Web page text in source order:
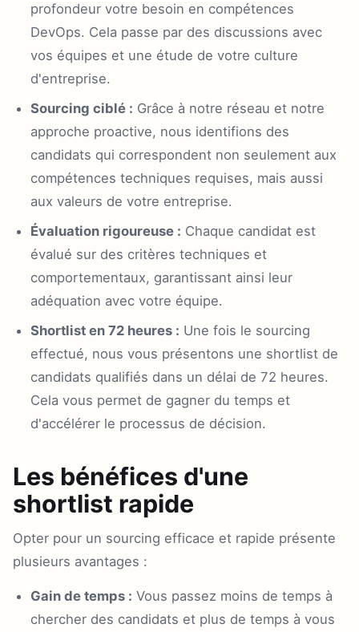
profondeur votre besoin en compétences
DevOps. Cela passe par des discussions avec
vos équipes et une étude de votre culture
d'entreprise.
Sourcing ciblé : Grâce à notre réseau et notre
approche proactive, nous identifions des
candidats qui correspondent non seulement aux
compétences techniques requises, mais aussi
aux valeurs de votre entreprise.
Évaluation rigoureuse : Chaque candidat est
évalué sur des critères techniques et
comportementaux, garantissant ainsi leur
adéquation avec votre équipe.
Shortlist en 72 heures : Une fois le sourcing
effectué, nous vous présentons une shortlist de
candidats qualifiés dans un délai de 72 heures.
Cela vous permet de gagner du temps et
d'accélérer le processus de décision.
Les bénéfices d'une
shortlist rapide
Opter pour un sourcing efficace et rapide présente
plusieurs avantages :
Gain de temps : Vous passez moins de temps à
chercher des candidats et plus de temps à vous